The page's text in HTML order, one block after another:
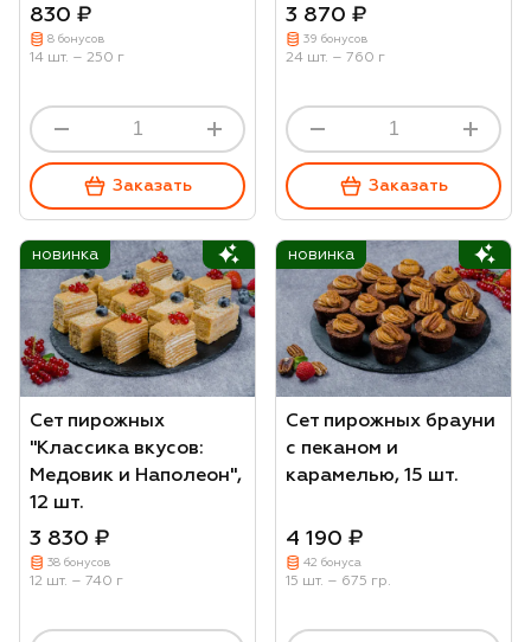
830 ₽
8 бонусов
14 шт. – 250 г
Заказать
3 870 ₽
39 бонусов
24 шт. – 760 г
Заказать
новинка
Сет пирожных
"Классика вкусов:
Медовик и Наполеон",
12 шт.
3 830 ₽
38 бонусов
12 шт. – 740 г
новинка
Сет пирожных брауни
с пеканом и
карамелью, 15 шт.
4 190 ₽
42 бонуса
15 шт. – 675 гр.